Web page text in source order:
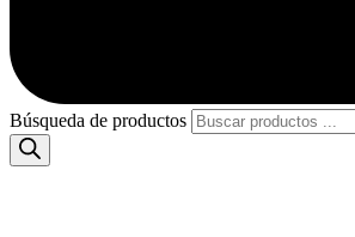
Búsqueda de productos